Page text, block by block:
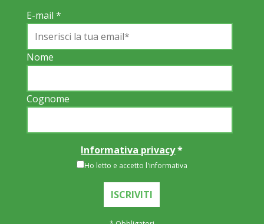
E-mail *
Nome
Cognome
Informativa privacy*
Ho letto e accetto l'informativa